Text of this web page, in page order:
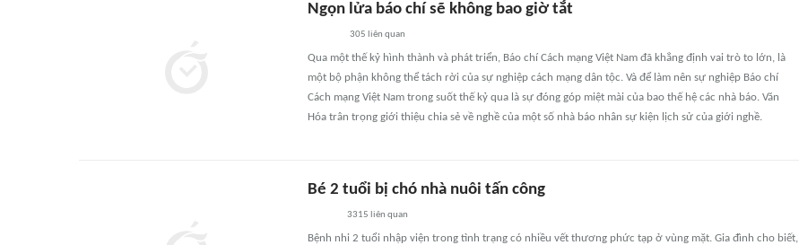
Ngọn lửa báo chí sẽ không bao giờ tắt
305 liên quan
Qua một thế kỷ hình thành và phát triển, Báo chí Cách mạng Việt Nam đã khẳng định vai trò to lớn, là
một bộ phận không thể tách rời của sự nghiệp cách mạng dân tộc. Và để làm nên sự nghiệp Báo chí
Cách mạng Việt Nam trong suốt thế kỷ qua là sự đóng góp miệt mài của bao thế hệ các nhà báo. Văn
Hóa trân trọng giới thiệu chia sẻ về nghề của một số nhà báo nhân sự kiện lịch sử của giới nghề.
Bé 2 tuổi bị chó nhà nuôi tấn công
3315 liên quan
Bệnh nhi 2 tuổi nhập viện trong tình trạng có nhiều vết thương phức tạp ở vùng mặt. Gia đình cho biết,